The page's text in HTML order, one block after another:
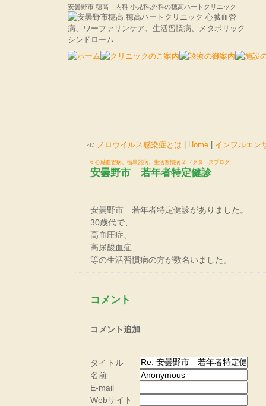
安曇野市 穂高｜内科,小児科,外科の穂高ハートクリニック
≪ ノロウイルス感染症とは Home| インフルエン
6.心臓血管病、循環器病、生活習慣病 2.ドクターズブログ
安曇野市 若年者特定健診
安曇野市 若年者特定健診がありました。
30歳代で、
高血圧症、
高尿酸血症
等の生活習慣病の方が数名いました。
コメント
コメント追加
タイトル
名前
E-mail
Webサイト